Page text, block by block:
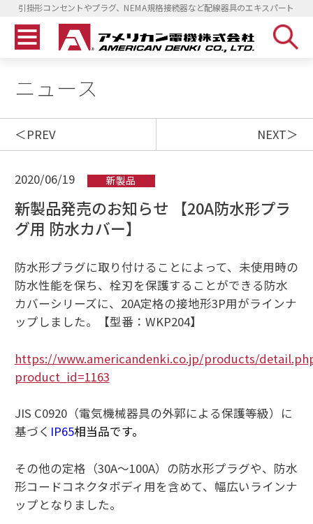
引掛形コンセントやプラグ、NEMA規格接続器など配線器具のエキスパート
ニュース
PREV NEXT
2020/06/19 新製品
新製品発売のお知らせ 【20A防水形プラ
グ用 防水カバー】
防水形プラグに取り付けることによって、未使用時の
防水性能を保ち、栓刃を保護することができる防水
カバーシリーズに、20A定格の接地形3P用がラインナ
ップしました。【型番：WKP204】
https://www.americandenki.co.jp/products/
product_id=1163
JIS C0920（電気機械器具の外郭による保護等級）に
基づく IP65相当品です。
その他の定格（30A～100A）の防水形プラグや、防水
形コードコネクタボディ用を含めて、幅広いラインナ
ップとなりました。